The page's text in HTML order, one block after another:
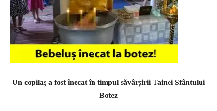
Un copilaș a fost înecat în timpul săvârșirii Tainei Sfântului
Botez